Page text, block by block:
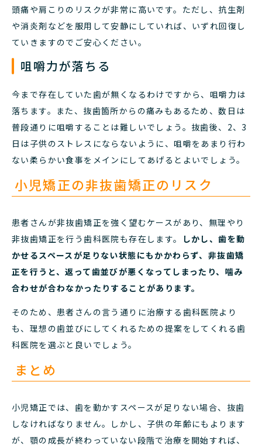
頭痛や肩こりのリスクが非常に高いです。ただし、抗生剤
や消炎剤などを服用して安静にしていれば、いずれ回復し
ていきますのでご安心ください。
咀嚼力が落ちる
今まで存在していた歯が無くなるわけですから、咀嚼力は
落ちます。また、抜歯箇所からの痛みもあるため、数日は
普段通りに咀嚼することは難しいでしょう。抜歯後、2、3
日は子供のストレスにならないように、咀嚼をあまり行わ
ない柔らかい食事をメインにしてあげるとよいでしょう。
小児矯正の非抜歯矯正のリスク
患者さんが非抜歯矯正を強く望むケースがあり、無理やり
非抜歯矯正を行う歯科医院も存在します。
しかし、歯を動
かせるスペースが足りない状態にもかかわらず、非抜歯矯
正を行うと、返って歯並びが悪くなってしまったり、噛み
合わせが合わなかったりすることがあります。
そのため、患者さんの言う通りに治療する歯科医院より
も、理想の歯並びにしてくれるための提案をしてくれる歯
科医院を選ぶと良いでしょう。
まとめ
小児矯正では、歯を動かすスペースが足りない場合、抜歯
しなければなりません。しかし、子供の年齢にもよります
が、顎の成長が終わっていない段階で治療を開始すれば、